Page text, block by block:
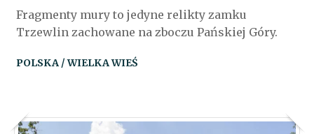
Fragmenty mury to jedyne relikty zamku
Trzewlin zachowane na zboczu Pańskiej Góry.
POLSKA / WIELKA WIEŚ